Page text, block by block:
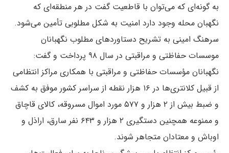
به گونه‌ای که می‌توان با قاطعیت گفت در هر منطقه‌ای که
نگهبان محله وجود دارد امنیت به شکل مطلوبی تأمین می‌شود.
سرهنگ امینی به تشریح دستاورد‌های مطلوب نگهبانان
موسسات حفاظتی و مراقبتی در سال ۹۸ پرداخت و گفت:
نگهبانان مؤسسات حفاظتی و مراقبتی با همکاری مراکز انتظامی
از قبیل کلانتری‌ها در ۱۶ هزار نقطه از سراسر کشور موفق به کشف
و ضبط بیش از ۲ هزار و ۵۷۷ مورد اموال مسروقه، کالای قاچاق
و ممنوعه همچنین دستگیری ۲ هزار و ۶۴۳ نفر سارق، اراذل و
اوباش و معتادان متجاهر شوند.